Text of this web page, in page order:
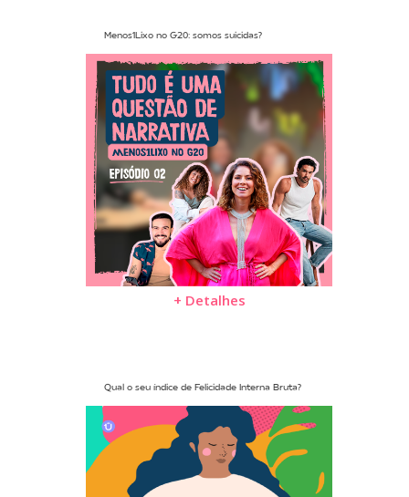
Menos1Lixo no G20: somos suicidas?
+ Detalhes
Qual o seu índice de Felicidade Interna Bruta?